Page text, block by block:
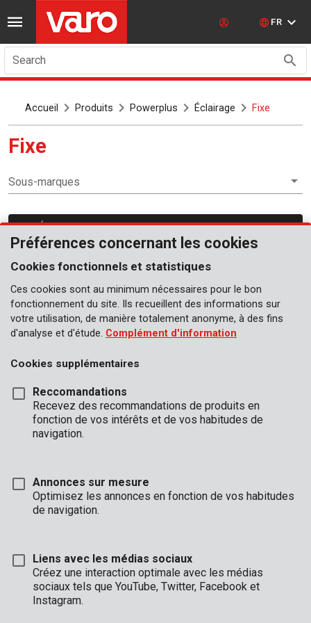
FR
Search
Accueil Produits Powerplus Éclairage Fixe
Fixe
Sous-marques
Éclairage
1
ENTREPRISE
HEURES
Préférences concernant les cookies
Cookies fonctionnels et statistiques
Ces cookies sont au minimum nécessaires pour le bon
fonctionnement du site. Ils recueillent des informations sur
votre utilisation, de manière totalement anonyme, à des fins
d'analyse et d'étude. Complément d'information
Cookies supplémentaires
Reccomandations
Recevez des recommandations de produits en
fonction de vos intérêts et de vos habitudes de
navigation.
Annonces sur mesure
Optimisez les annonces en fonction de vos habitudes
de navigation.
Liens avec les médias sociaux
Créez une interaction optimale avec les médias
sociaux tels que YouTube, Twitter, Facebook et
Instagram.